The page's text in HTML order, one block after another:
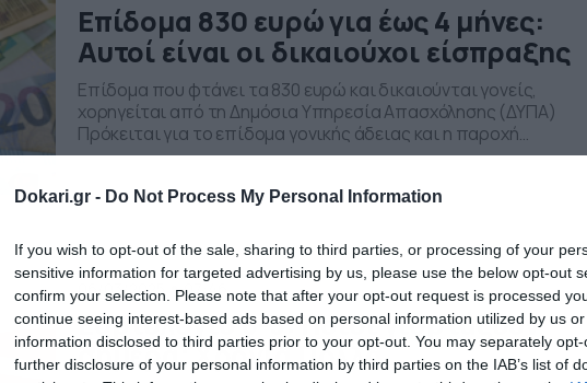
Dokari.gr - Do Not Process My Personal Information
If you wish to opt-out of the sale, sharing to third parties, or processing of your
sensitive information for targeted advertising by us, please use the below opt-out
confirm your selection. Please note that after your opt-out request is processed
continue seeing interest-based ads based on personal information utilized by us
information disclosed to third parties prior to your opt-out. You may separately
further disclosure of your personal information by third parties on the IAB’s list of
Επίδομα 830 ευρώ για έως 4 μήνες:
Αυτοί είναι οι δικαιούχοι είσπραξης
Επίδομα που φτάνει τα 830 ευρώ και δικαιούνται γονείς,
χορηγείται από τη Δημόσια Υπηρεσία Απασχόλησης (ΔΥΠΑ)
Πρόκειται για το επίδομα γονικής άδειας και η παροχή
χορηγείται από τη Δημόσια Υπηρεσία Απασχόλησης (Δ.ΥΠ.Α.)
τέσσερις (4) μήνες. Δικαιούχοι Δικαιούχοι είναι όλοι οι
06/03/2025 07:46
Εορτολόγιο 6-3: Ποιοι γιορτάζουν
σήμερα; Χρόνια Πολλά…